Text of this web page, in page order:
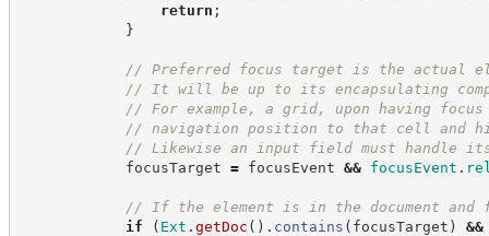
return ;
}
// Preferred focus target is the actual
// It will be up to its encapsulating
// For example, a grid, upon having
// navigation position to that cell and
// Likewise an input field must handle
focusTarget = focusEvent && focusEvent .
// If the element is in the document and
if
( Ext . getDoc ( ) . contains ( focusTarget )
&&